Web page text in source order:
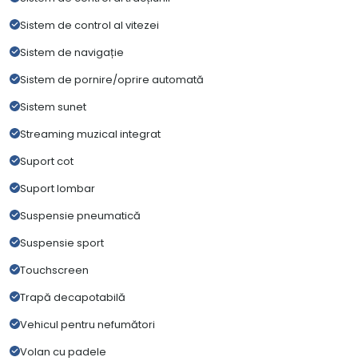
Sistem de control al vitezei
Sistem de navigație
Sistem de pornire/oprire automată
Sistem sunet
Streaming muzical integrat
Suport cot
Suport lombar
Suspensie pneumatică
Suspensie sport
Touchscreen
Trapă decapotabilă
Vehicul pentru nefumători
Volan cu padele